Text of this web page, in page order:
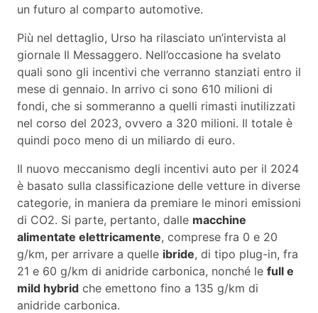
un futuro al comparto automotive.
Più nel dettaglio, Urso ha rilasciato un’intervista al
giornale Il Messaggero. Nell’occasione ha svelato
quali sono gli incentivi che verranno stanziati entro il
mese di gennaio. In arrivo ci sono 610 milioni di
fondi, che si sommeranno a quelli rimasti inutilizzati
nel corso del 2023, ovvero a 320 milioni. Il totale è
quindi poco meno di un miliardo di euro.
Il nuovo meccanismo degli incentivi auto per il 2024
è basato sulla classificazione delle vetture in diverse
categorie, in maniera da premiare le minori emissioni
di CO2. Si parte, pertanto, dalle macchine
alimentate elettricamente, comprese fra 0 e 20
g/km, per arrivare a quelle ibride, di tipo plug-in, fra
21 e 60 g/km di anidride carbonica, nonché le full e
mild hybrid che emettono fino a 135 g/km di
anidride carbonica.